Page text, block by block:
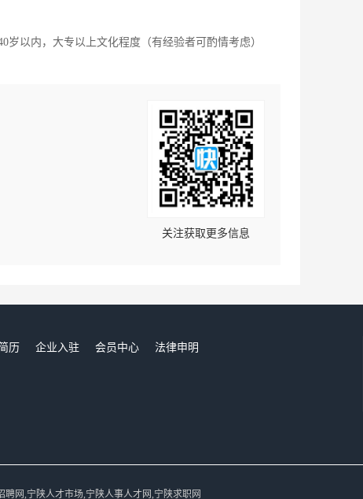
以内，大专以上文化程度（有经验者可酌情考虑）
关注获取更多信息
历 企业入驻 会员中心
法律申明
聘网,宁陕人才市场,宁陕人事人才网,宁陕求职网